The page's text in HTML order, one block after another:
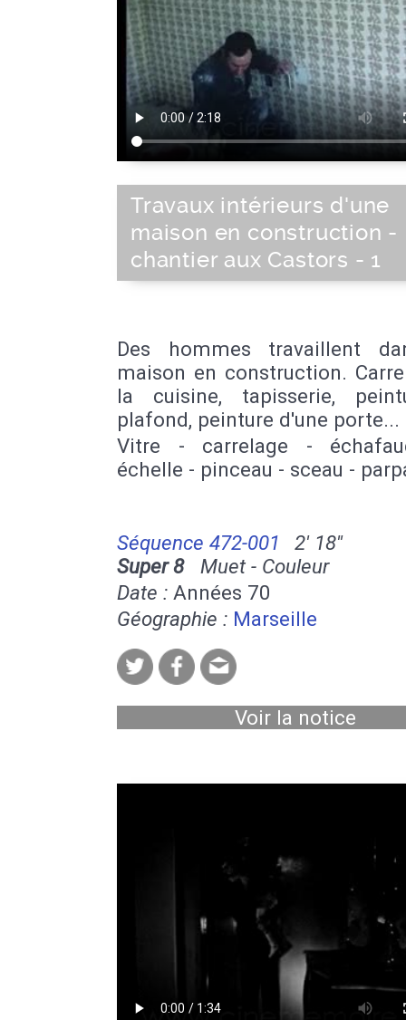
Travaux intérieurs d'une
maison en construction -
chantier aux Castors - 1
Des hommes travaillent
maison en construction.
la cuisine, tapisserie,
plafond, peinture d'une porte...
Vitre - carrelage -
échelle - pinceau - sceau -
Séquence 472-001
2' 18''
Super 8Muet - Couleur
Date : Années 70
Géographie : Marseille
Voir la notice